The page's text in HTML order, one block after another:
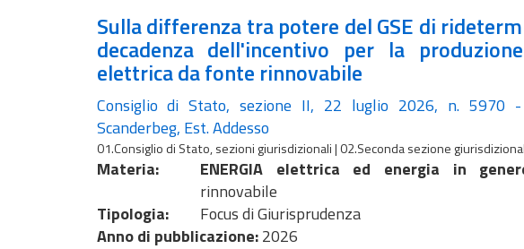
Sulla differenza tra potere del GSE di
decadenza dell'incentivo per la
elettrica da fonte rinnovabile
Consiglio di Stato, sezione II, 22 luglio 2026, n. 5970 -
Scanderbeg, Est. Addesso
01.Consiglio di Stato, sezioni giurisdizionali | 02.Seconda sezione
Materia:
ENERGIA elettrica ed energia in
rinnovabile
Tipologia:
Focus di Giurisprudenza
Anno di pubblicazione:2026